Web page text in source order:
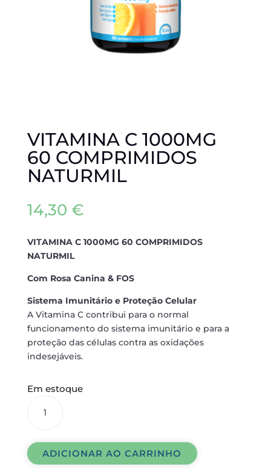
VITAMINA C 1000MG
60 COMPRIMIDOS
NATURMIL
14,30 €
VITAMINA C 1000MG 60 COMPRIMIDOS
NATURMIL
Com Rosa Canina & FOS
Sistema Imunitário e Proteção Celular
A Vitamina C contribui para o normal
funcionamento do sistema imunitário e para a
proteção das células contra as oxidações
indesejáveis.
Em estoque
60
COMPRIMIDOS
ADICIONAR AO CARRINHO